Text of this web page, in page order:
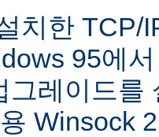
치한 TCP/
95에
그레이드를
Winsock